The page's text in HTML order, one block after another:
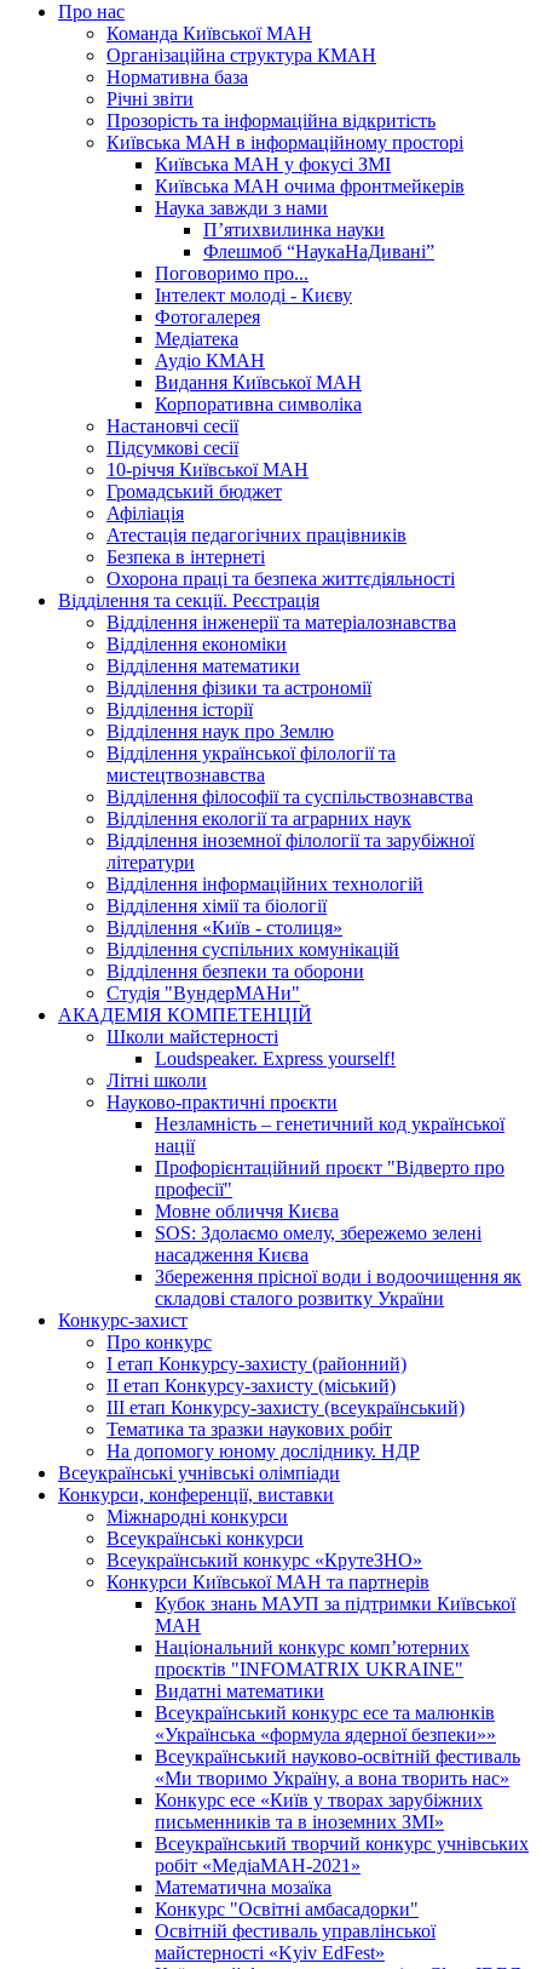
Про нас
Команда Київської МАН
Організаційна структура КМАН
Нормативна база
Річні звіти
Прозорість та інформаційна відкритість
Київська МАН в інформаційному просторі
Київська МАН у фокусі ЗМІ
Київська МАН очима фронтмейкерів
Наука завжди з нами
П’ятихвилинка науки
Флешмоб “НаукаНаДивані”
Поговоримо про...
Інтелект молоді - Києву
Фотогалерея
Медіатека
Аудіо КМАН
Видання Київської МАН
Корпоративна символіка
Настановчі сесії
Підсумкові сесії
10-річчя Київської МАН
Громадський бюджет
Афіліація
Атестація педагогічних працівників
Безпека в інтернеті
Охорона праці та безпека життєдіяльності
Відділення та секції. Реєстрація
Відділення інженерії та матеріалознавства
Відділення економіки
Відділення математики
Відділення фізики та астрономії
Відділення історії
Відділення наук про Землю
Відділення української філології та
мистецтвознавства
Відділення філософії та суспільствознавства
Відділення екології та аграрних наук
Відділення іноземної філології та зарубіжної
літератури
Відділення інформаційних технологій
Відділення хімії та біології
Відділення «Київ - столиця»
Відділення суспільних комунікацій
Відділення безпеки та оборони
Студія "ВундерМАНи"
АКАДЕМІЯ КОМПЕТЕНЦІЙ
Школи майстерності
Loudspeaker. Express yourself!
Літні школи
Науково-практичні проєкти
Незламність – генетичний код української
нації
Профорієнтаційний проєкт "Відверто про
професії"
Мовне обличчя Києва
SOS: Здолаємо омелу, збережемо зелені
насадження Києва
Збереження прісної води і водоочищення як
складові сталого розвитку України
Конкурс-захист
Про конкурс
І етап Конкурсу-захисту (районний)
ІІ етап Конкурсу-захисту (міський)
ІІІ етап Конкурсу-захисту (всеукраїнський)
Тематика та зразки наукових робіт
На допомогу юному досліднику. НДР
Всеукраїнські учнівські олімпіади
Конкурси, конференції, виставки
Міжнародні конкурси
Всеукраїнські конкурси
Всеукраїнський конкурс «КрутеЗНО»
Конкурси Київської МАН та партнерів
Кубок знань МАУП за підтримки Київської
МАН
Національний конкурс комп’ютерних
проєктів "INFOMATRIX UKRAINE"
Видатні математики
Всеукраїнський конкурс есе та малюнків
«Українська «формула ядерної безпеки»»
Всеукраїнський науково-освітній фестиваль
«Ми творимо Україну, а вона творить нас»
Конкурс есе «Київ у творах зарубіжних
письменників та в іноземних ЗМІ»
Всеукраїнський творчий конкурс учнівських
робіт «МедіаМАН-2021»
Математична мозаїка
Конкурс "Освітні амбасадорки"
Освітній фестиваль управлінської
майстерності «Kyiv EdFest»